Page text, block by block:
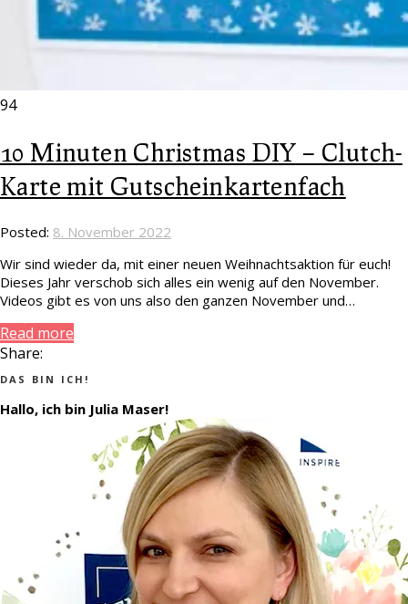
94
10 Minuten Christmas DIY – Clutch-
Karte mit Gutscheinkartenfach
Posted: 8. November 2022
Wir sind wieder da, mit einer neuen Weihnachtsaktion für euch!
Dieses Jahr verschob sich alles ein wenig auf den November.
Videos gibt es von uns also den ganzen November und…
Read more
Share:
DAS BIN ICH!
Hallo, ich bin Julia Maser!